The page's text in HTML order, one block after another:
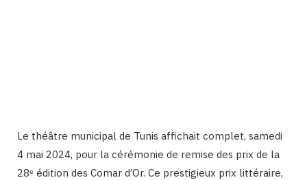
Le théâtre municipal de Tunis affichait complet, samedi
4 mai 2024, pour la cérémonie de remise des prix de la
28ᵉ édition des Comar d’Or. Ce prestigieux prix littéraire,